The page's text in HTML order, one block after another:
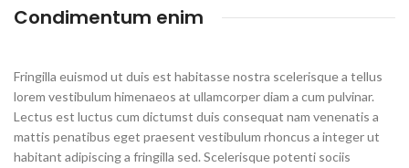
Condimentum enim
Fringilla euismod ut duis est habitasse nostra scelerisque a tellus
lorem vestibulum himenaeos at ullamcorper diam a cum pulvinar.
Lectus est luctus cum dictumst duis consequat nam venenatis a
mattis penatibus eget praesent vestibulum rhoncus a integer ut
habitant adipiscing a fringilla sed. Scelerisque potenti sociis